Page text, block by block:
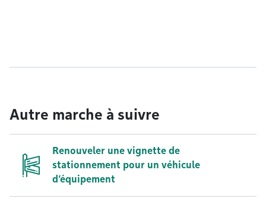
Autre marche à suivre
Renouveler une vignette de
stationnement pour un véhicule
d’équipement